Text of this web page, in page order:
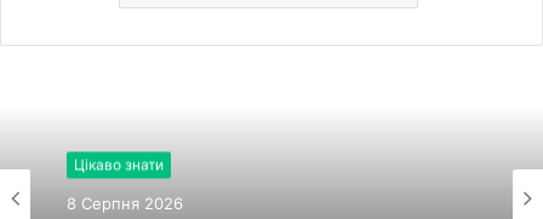
Цікаво знати
8 Серпня 2026